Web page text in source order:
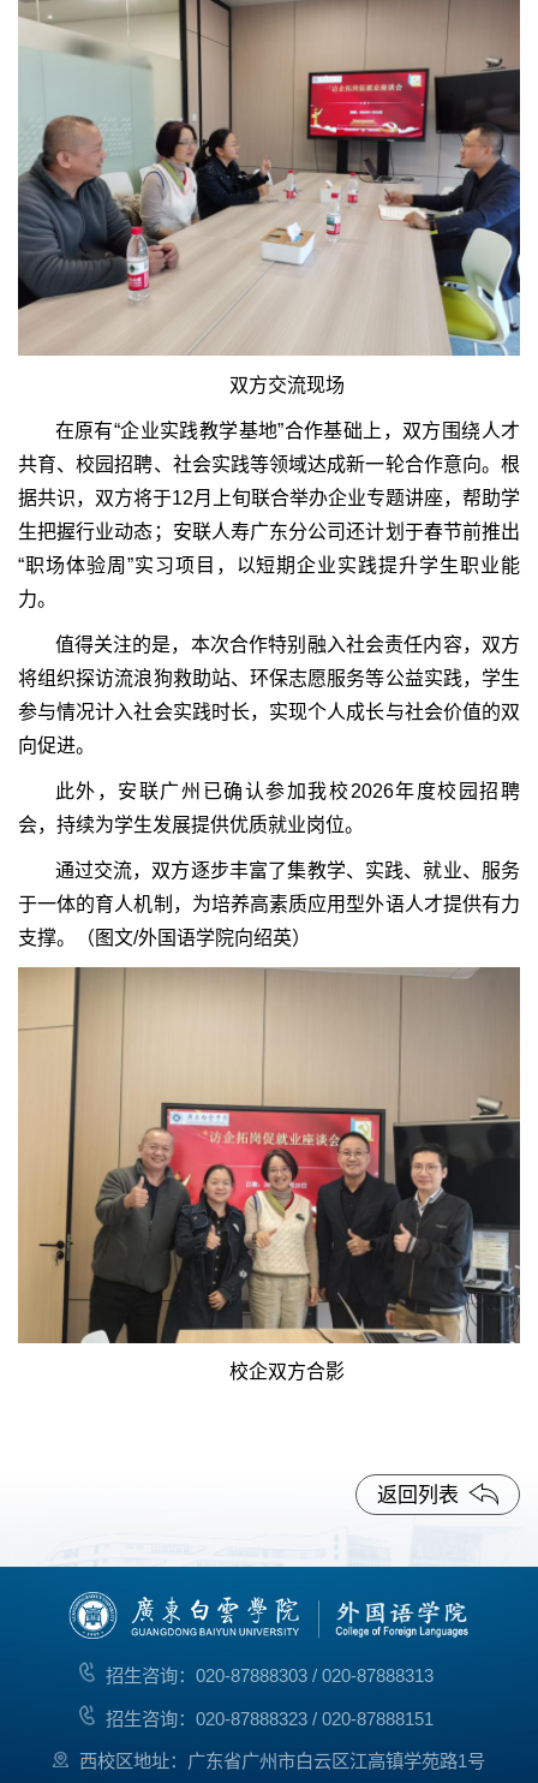
双方交流现场
在原有“企业实践教学基地”合作基础上，双方围绕人才
共育、校园招聘、社会实践等领域达成新一轮合作意向。根
据共识，双方将于12月上旬联合举办企业专题讲座，帮助学
生把握行业动态；安联人寿广东分公司还计划于春节前推出
“职场体验周”实习项目，以短期企业实践提升学生职业能
力。
值得关注的是，本次合作特别融入社会责任内容，双方
将组织探访流浪狗救助站、环保志愿服务等公益实践，学生
参与情况计入社会实践时长，实现个人成长与社会价值的双
向促进。
此外，安联广州已确认参加我校2026年度校园招聘
会，持续为学生发展提供优质就业岗位。
通过交流，双方逐步丰富了集教学、实践、就业、服务
于一体的育人机制，为培养高素质应用型外语人才提供有力
支撑。（图文/外国语学院向绍英）
校企双方合影
返回列表
招生咨询：020-87888303 / 020-87888313
招生咨询：020-87888323 / 020-87888151
西校区地址：广东省广州市白云区江高镇学苑路1号